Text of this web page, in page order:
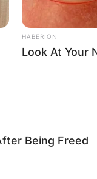
HABERION
Look At Your
Being Freed